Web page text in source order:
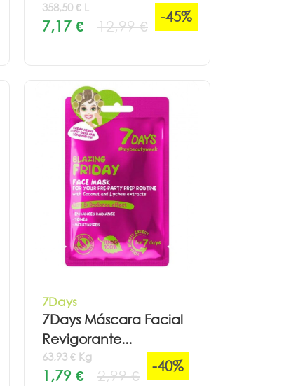
358,50 € L
7,17 € 12,99 €
-45%
7Days
7Days Máscara Facial
Revigorante...
63,93 € Kg
1,79 € 2,99 €
-40%